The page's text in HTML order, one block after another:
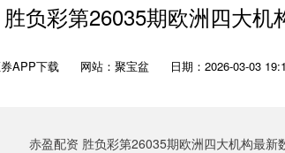
负彩第26035期欧洲四大机
APP下载 网站：聚宝盆 日期：2026-03-03